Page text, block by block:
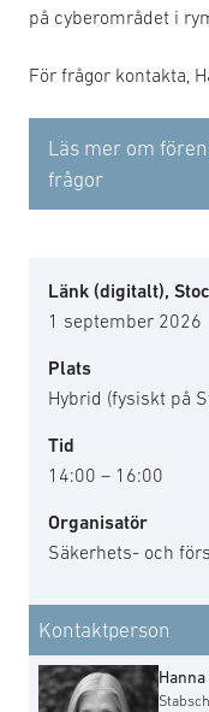
på cyberområdet i
För frågor kontakta,
Läs mer om
frågor
Länk (digitalt),
1 september 2026
Plats
Hybrid (fysiskt på
Tid
14:00 – 16:00
Organisatör
Säkerhets- och
Kontaktperson